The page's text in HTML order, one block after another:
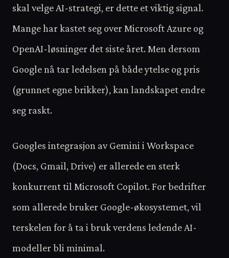
skal velge AI-strategi, er dette et viktig signal.
Mange har kastet seg over Microsoft Azure og
OpenAI-løsninger det siste året. Men dersom
Google nå tar ledelsen på både ytelse og pris
(grunnet egne brikker), kan landskapet endre
seg raskt.
Googles integrasjon av Gemini i Workspace
(Docs, Gmail, Drive) er allerede en sterk
konkurrent til Microsoft Copilot. For bedrifter
som allerede bruker Google-økosystemet, vil
terskelen for å ta i bruk verdens ledende AI-
modeller bli minimal.